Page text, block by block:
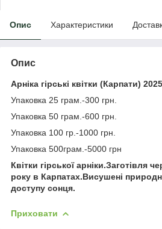
Опис Характеристики
Опис
Арніка гірські квітки (Карпати) 2025
Упаковка 25 грам.-300 грн.
Упаковка 50 грам.-600 грн.
Упаковка 100 гр.-1000 грн.
Упаковка 500грам.-5000 грн
Квітки гірської арніки.Заготівля
року в Карпатах.Висушені
доступу сонця.
Приховати